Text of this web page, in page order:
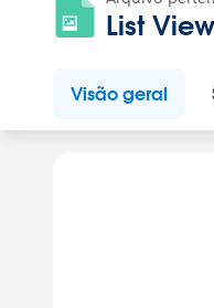
List
Visão geral